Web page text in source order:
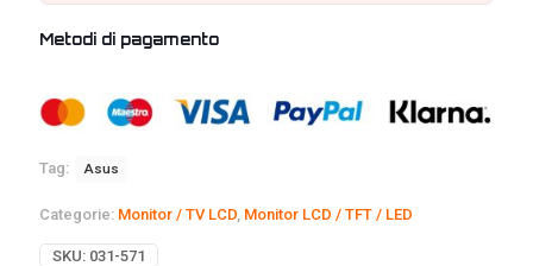
Metodi di pagamento
Tag: Asus
Categorie: Monitor / TV LCD Monitor LCD / TFT / LED
SKU: 031-571